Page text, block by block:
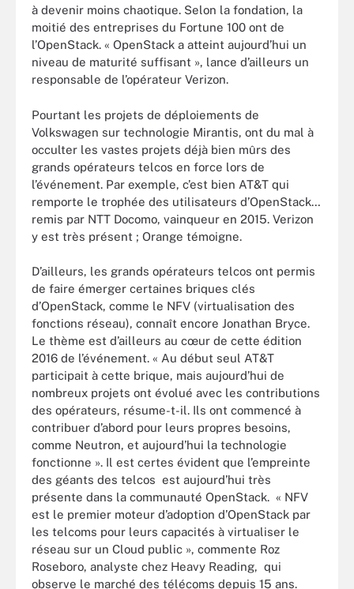
à devenir moins chaotique. Selon la fondation, la
moitié des entreprises du Fortune 100 ont de
l’OpenStack. « OpenStack a atteint aujourd’hui un
niveau de maturité suffisant », lance d’ailleurs un
responsable de l’opérateur Verizon.
Pourtant les projets de déploiements de
Volkswagen sur technologie Mirantis, ont du mal à
occulter les vastes projets déjà bien mûrs des
grands opérateurs telcos en force lors de
l’événement. Par exemple, c’est bien AT&T qui
remporte le trophée des utilisateurs d’OpenStack…
remis par NTT Docomo, vainqueur en 2015. Verizon
y est très présent ; Orange témoigne.
D’ailleurs, les grands opérateurs telcos ont permis
de faire émerger certaines briques clés
d’OpenStack, comme le NFV (virtualisation des
fonctions réseau), connaît encore Jonathan Bryce.
Le thème est d’ailleurs au cœur de cette édition
2016 de l’événement. « Au début seul AT&T
participait à cette brique, mais aujourd’hui de
nombreux projets ont évolué avec les contributions
des opérateurs, résume-t-il. Ils ont commencé à
contribuer d’abord pour leurs propres besoins,
comme Neutron, et aujourd’hui la technologie
fonctionne ». Il est certes évident que l’empreinte
des géants des telcos est aujourd’hui très
présente dans la communauté OpenStack. « NFV
est le premier moteur d’adoption d’OpenStack par
les telcoms pour leurs capacités à virtualiser le
réseau sur un Cloud public », commente Roz
Roseboro, analyste chez Heavy Reading, qui
observe le marché des télécoms depuis 15 ans.